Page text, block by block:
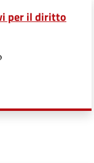
per il diritto